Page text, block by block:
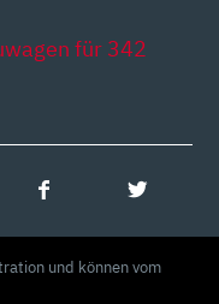
für 342
und können vom